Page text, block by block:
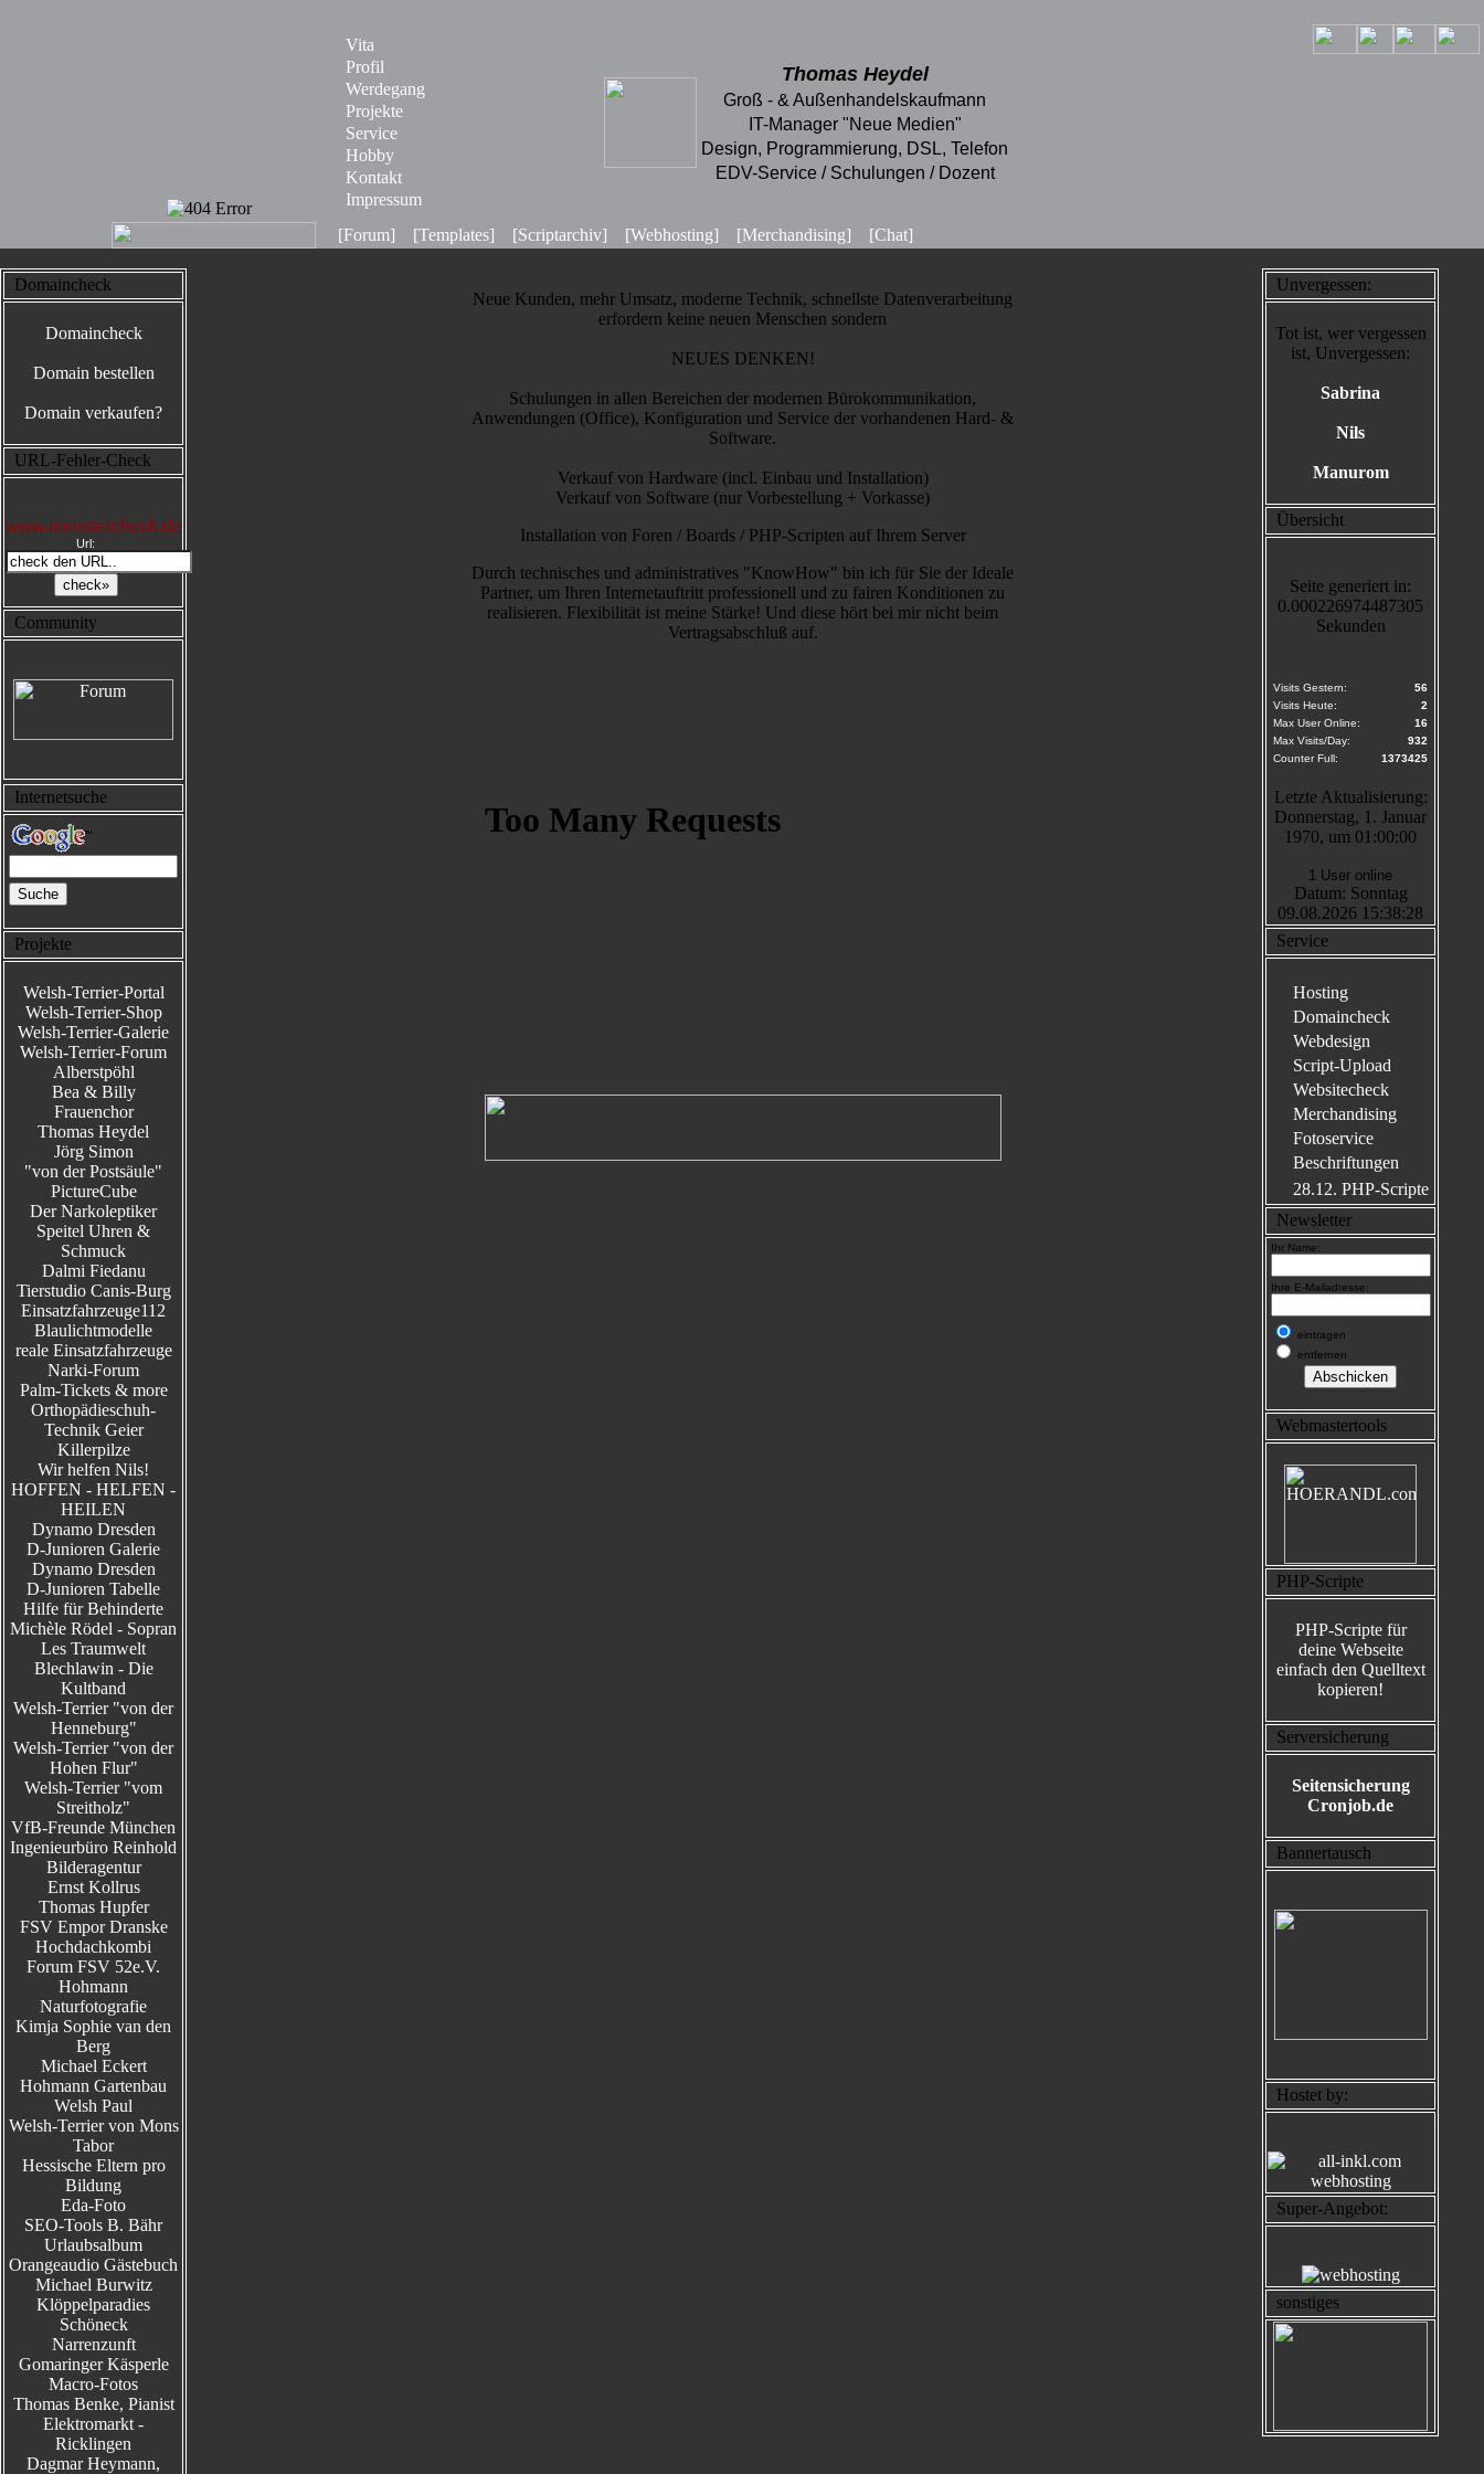
Vita
Profil
Werdegang
Projekte
Service
Hobby
Kontakt
Impressum
Thomas Heydel
Groß - & Außenhandelskaufmann
IT-Manager "Neue Medien"
Design, Programmierung, DSL, Telefon
EDV-Service / Schulungen / Dozent
[Forum] [Templates] [Scriptarchiv] [Webhosting] [Merchandising] [Chat]
Domaincheck
Domaincheck
Domain bestellen
Domain verkaufen?
URL-Fehler-Check
www.monstercheck.de
Url:
Community
Internetsuche
Projekte
Welsh-Terrier-Portal
Welsh-Terrier-Shop
Welsh-Terrier-Galerie
Welsh-Terrier-Forum
Alberstpöhl
Bea & Billy
Frauenchor
Thomas Heydel
Jörg Simon
"von der Postsäule"
PictureCube
Der Narkoleptiker
Speitel Uhren &
Schmuck
Dalmi Fiedanu
Tierstudio Canis-Burg
Einsatzfahrzeuge112
Blaulichtmodelle
reale Einsatzfahrzeuge
Narki-Forum
Palm-Tickets & more
Orthopädieschuh-
Technik Geier
Killerpilze
Wir helfen Nils!
HOFFEN - HELFEN -
HEILEN
Dynamo Dresden
D-Junioren Galerie
Dynamo Dresden
D-Junioren Tabelle
Hilfe für Behinderte
Michèle Rödel - Sopran
Les Traumwelt
Blechlawin - Die
Kultband
Welsh-Terrier "von der
Henneburg"
Welsh-Terrier "von der
Hohen Flur"
Welsh-Terrier "vom
Streitholz"
VfB-Freunde München
Ingenieurbüro Reinhold
Bilderagentur
Ernst Kollrus
Thomas Hupfer
FSV Empor Dranske
Hochdachkombi
Forum FSV 52e.V.
Hohmann
Naturfotografie
Kimja Sophie van den
Berg
Michael Eckert
Hohmann Gartenbau
Welsh Paul
Welsh-Terrier von Mons
Tabor
Hessische Eltern pro
Bildung
Eda-Foto
SEO-Tools B. Bähr
Urlaubsalbum
Orangeaudio Gästebuch
Michael Burwitz
Klöppelparadies
Schöneck
Narrenzunft
Gomaringer Käsperle
Macro-Fotos
Thomas Benke, Pianist
Elektromarkt -
Ricklingen
Dagmar Heymann,
Neue Kunden, mehr Umsatz, moderne Technik, schnellste Datenverarbeitung
erfordern keine neuen Menschen sondern
NEUES DENKEN!
Schulungen in allen Bereichen der modernen Bürokommunikation,
Anwendungen (Office), Konfiguration und Service der vorhandenen Hard- &
Software.
Verkauf von Hardware (incl. Einbau und Installation)
Verkauf von Software (nur Vorbestellung + Vorkasse)
Installation von Foren / Boards / PHP-Scripten auf Ihrem Server
Durch technisches und administratives "KnowHow" bin ich für Sie der Ideale
Partner, um Ihren Internetauftritt professionell und zu fairen Konditionen zu
realisieren. Flexibilität ist meine Stärke! Und diese hört bei mir nicht beim
Vertragsabschluß auf.
Unvergessen:
Tot ist, wer vergessen
ist, Unvergessen:
Sabrina
Nils
Manurom
Übersicht
Seite generiert in:
0.000226974487305
Sekunden
Visits Gestern:
56
Visits Heute:
2
Max User Online:
16
Max Visits/Day:
932
Counter Full:
1373425
Letzte Aktualisierung:
Donnerstag, 1. Januar
1970, um 01:00:00
1 User online
Datum: Sonntag
09.08.2026 15:38:28
Service
Hosting
Domaincheck
Webdesign
Script-Upload
Websitecheck
Merchandising
Fotoservice
Beschriftungen
28.12. PHP-Scripte
Newsletter
Ihr Name:
Ihre E-Mailadresse:
eintragen
entfernen
Webmastertools
PHP-Scripte
PHP-Scripte für
deine Webseite
einfach den Quelltext
kopieren!
Serversicherung
Seitensicherung
Cronjob.de
Bannertausch
Hostet by:
Super-Angebot:
sonstiges